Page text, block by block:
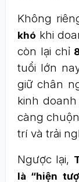
Không
khó khi
còn lại chỉ
tuổi lớn
giữ chân
kinh
càng
trí và trải
Ngược lại,
là “hiện